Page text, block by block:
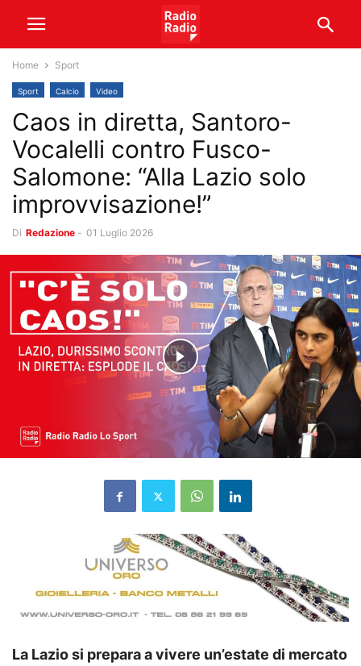
Home Sport
Sport Calcio Video
Caos in diretta, Santoro-
Vocalelli contro Fusco-
Salomone: “Alla Lazio solo
improvvisazione!”
Di Redazione - 01 Luglio 2026
La Lazio si prepara a vivere un’estate di mercato